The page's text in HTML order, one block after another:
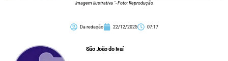
Imagem ilustrativa ´- Foto: Reprodução
Da redação 22/12/2025 07:17
São João do Ivaí